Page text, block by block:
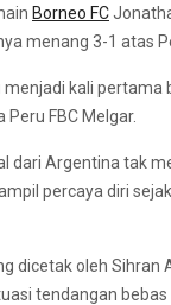
Borneo FC
menang 3-1 atas
menjadi kali
Peru FBC Melgar.
dari Argentina tak
percaya diri
dicetak oleh Sihran
tendangan